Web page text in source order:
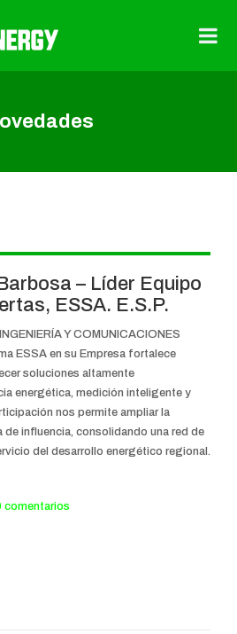
– Líder Equipo
ESSA. E.S.P.
Y COMUNICACIONES
ESSA en su Empresa fortalece
soluciones altamente
energética, medición inteligente y
nos permite ampliar la
de influencia, consolidando una red de
del desarrollo energético regional.
comentarios